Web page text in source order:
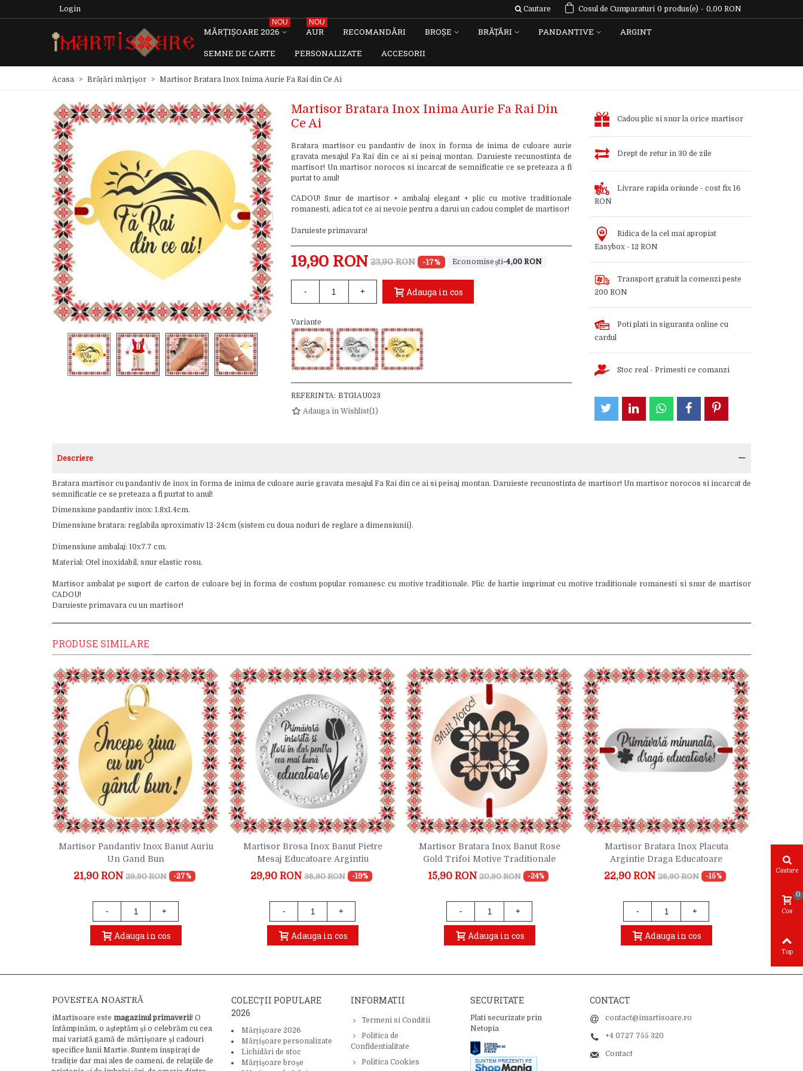
Login Cautare Cosul de Cumparaturi 0 produs(e) - 0,00 RON
MĂRȚIȘOARE 2026
NOU
AUR
NOU
RECOMANDĂRI BROȘE BRĂȚĂRI PANDANTIVE
ARGINT
SEMNE DE CARTE
PERSONALIZATE ACCESORII
Acasa > Brățări mărțișor > Martisor Bratara Inox Inima Aurie Fa Rai din Ce Ai
Martisor Bratara Inox Inima Aurie Fa Rai Din
Ce Ai
Bratara martisor cu pandantiv de inox in forma de inima de culoare aurie
gravata mesajul Fa Rai din ce ai si peisaj montan. Daruieste recunostinta de
martisor! Un martisor norocos si incarcat de semnificatie ce se preteaza a fi
purtat to anul!
CADOU! Snur de martisor + ambalaj elegant + plic cu motive traditionale
romanesti, adica tot ce ai nevoie pentru a darui un cadou complet de martisor!
Daruieste primavara!
19,90 RON 23,90 RON -17% -4,00 RON
- + Adauga in cos
Variante
REFERINTA: BTGIAU023
Adauga in Wishlist(1)
Cadou plic si snur la orice martisor
Drept de retur in 30 de zile
Livrare rapida oriunde - cost fix 16
RON
Ridica de la cel mai apropiat
Easybox - 12 RON
Transport gratuit la comenzi peste
200 RON
Poti plati in siguranta online cu
cardul
Stoc real - Primesti ce comanzi
Descriere
Bratara martisor cu pandantiv de inox in forma de inima de culoare aurie gravata mesajul Fa Rai din ce ai si peisaj montan. Daruieste recunostinta de martisor! Un martisor norocos si incarcat de
semnificatie ce se preteaza a fi purtat to anul!
Dimensiune pandantiv inox: 1.8x1.4cm.
Dimensiune bratara: reglabila aproximativ 12-24cm (sistem cu doua noduri de reglare a dimensiunii).
Dimensiune ambalaj: 10x7.7 cm.
Material: Otel inoxidabil, snur elastic rosu.
Martisor ambalat pe suport de carton de culoare bej in forma de costum popular romanesc cu motive traditionale. Plic de hartie imprimat cu motive traditionale romanesti si snur de martisor
CADOU!
Daruieste primavara cu un martisor!
PRODUSE SIMILARE
Martisor Pandantiv Inox Banut Auriu
Un Gand Bun
21,90 RON 29,90 RON -27%
- +
Adauga in cos
Martisor Brosa Inox Banut Pietre
Mesaj Educatoare Argintiu
29,90 RON 36,90 RON -19%
- +
Adauga in cos
Martisor Bratara Inox Banut Rose
Gold Trifoi Motive Traditionale
15,90 RON 20,90 RON -24%
- +
Adauga in cos
Martisor Bratara Inox Placuta
Argintie Draga Educatoare
22,90 RON 26,90 RON -15%
- +
Adauga in cos
POVESTEA NOASTRĂ
iMartisoare este magazinul primăverii! O
întâmpinăm, o așteptăm și o celebrăm cu cea
mai variată gamă de mărțișoare și cadouri
specifice lunii Martie. Suntem inspirați de
tradiție dar mai ales de oameni, de relațiile de
COLECȚII POPULARE
2026
Mărțișoare 2026
Mărțișoare personalizate
Lichidări de stoc
Mărțișoare broșe
INFORMATII
Termeni si Conditii
Politica de
Confidentialitate
Politica Cookies
SECURITATE
Plati securizate prin
Netopia
CONTACT
contact@imartisoare.ro
+4 0727 755 320
Contact
Cautare
Cos
0
Top